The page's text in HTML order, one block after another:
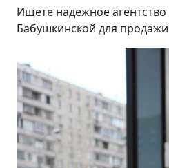
Ищете надежное
Бабушкинской для